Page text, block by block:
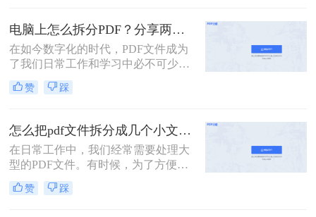
或更多的小文件。那么怎么把pdf拆分
成两个文件​呢？以下是将PDF文件拆
分成两个文件的方法。
电脑上怎么拆分PDF？分享两个轻松拆分免费方法！
在如今数字化的时代，PDF文件成为
了我们日常工作和学习中必不可少的
一种类型。有时，我们需要将一个大
型的PDF文件拆分为多个小文件，以
怎么拆分PDF呢？在本文中，我将为
大家介绍几种常见的方法，帮助你轻
松解决这一问题。
赞 踩
怎么把pdf文件拆分成几个小文件？介绍二种常用拆分方法！
在日常工作中，我们经常需要处理大
型的PDF文件。有时候，为了方便阅
读、编辑或打印，我们需要将这些大
型文件拆分为更小的部分。PDF文件
赞 踩